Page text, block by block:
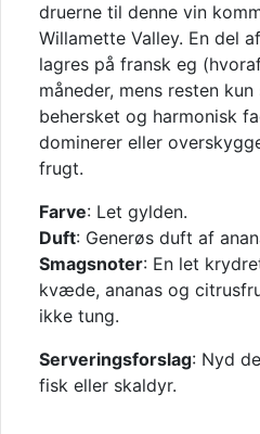
druerne til denne vin
Willamette Valley. En del
lagres på fransk eg
måneder, mens resten
behersket og harmonisk
dominerer eller
frugt.
Farve: Let gylden.
Duft: Generøs duft af
Smagsnoter: En let
kvæde, ananas og
ikke tung.
Serveringsforslag: Nyd
fisk eller skaldyr.